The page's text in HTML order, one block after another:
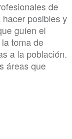
de
posibles y
guíen el
toma de
a la población.
áreas que